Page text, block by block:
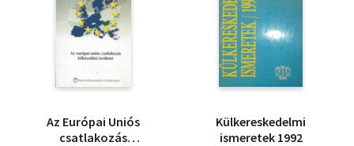
Az Európai Uniós
csatlakozás
Külkereskedelmi
ismeretek 1992